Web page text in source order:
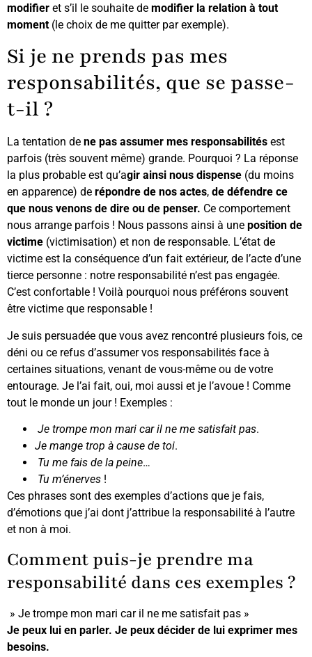
modifier et s’il le souhaite de modifier la relation à tout
moment (le choix de me quitter par exemple).
Si je ne prends pas mes
responsabilités, que se passe-
t-il ?
La tentation de ne pas assumer mes responsabilités est
parfois (très souvent même) grande. Pourquoi ? La réponse
la plus probable est qu’agir ainsi nous dispense (du moins
en apparence) de répondre de nos actes, de défendre ce
que nous venons de dire ou de penser. Ce comportement
nous arrange parfois ! Nous passons ainsi à une position de
victime (victimisation) et non de responsable. L’état de
victime est la conséquence d’un fait extérieur, de l’acte d’une
tierce personne : notre responsabilité n’est pas engagée.
C’est confortable ! Voilà pourquoi nous préférons souvent
être victime que responsable !
Je suis persuadée que vous avez rencontré plusieurs fois, ce
déni ou ce refus d’assumer vos responsabilités face à
certaines situations, venant de vous-même ou de votre
entourage. Je l’ai fait, oui, moi aussi et je l’avoue ! Comme
tout le monde un jour ! Exemples :
Je trompe mon mari car il ne me satisfait pas.
Je mange trop à cause de toi.
Tu me fais de la peine…
Tu m’énerves !
Ces phrases sont des exemples d’actions que je fais,
d’émotions que j’ai dont j’attribue la responsabilité à l’autre
et non à moi.
Comment puis-je prendre ma
responsabilité dans ces exemples ?
» Je trompe mon mari car il ne me satisfait pas »
Je peux lui en parler. Je peux décider de lui exprimer mes
besoins.